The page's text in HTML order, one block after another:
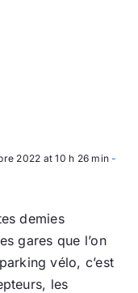
2022 at 10 h 26 min -
demies
gares que l’on
vélo, c’est
les